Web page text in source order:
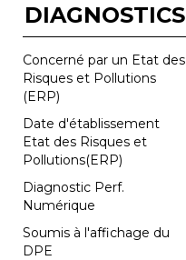
DIAGNOSTICS
Concerné par un Etat des
Risques et Pollutions
(ERP)
Date d'établissement
Etat des Risques et
Pollutions(ERP)
Diagnostic Perf.
Numérique
Soumis à l'affichage du
DPE